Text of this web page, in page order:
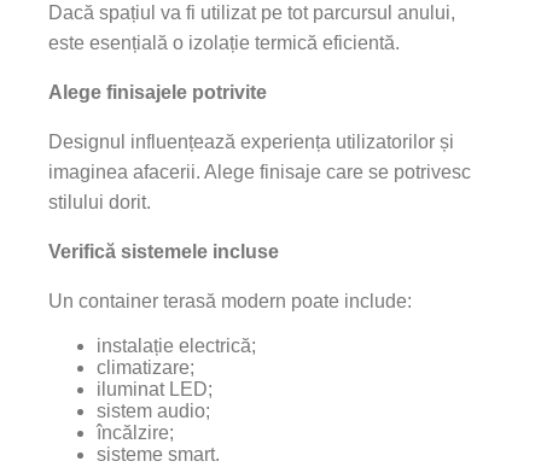
Dacă spațiul va fi utilizat pe tot parcursul anului,
este esențială o izolație termică eficientă.
Alege finisajele potrivite
Designul influențează experiența utilizatorilor și
imaginea afacerii. Alege finisaje care se potrivesc
stilului dorit.
Verifică sistemele incluse
Un container terasă modern poate include:
instalație electrică;
climatizare;
iluminat LED;
sistem audio;
încălzire;
sisteme smart.